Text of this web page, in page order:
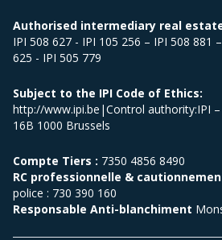
Authorised intermediary real
IPI 508 627 - IPI 105 256 – IPI 508 881
625 - IPI 505 779
Subject to the IPI Code of Ethics:
http://www.ipi.be|Control authority:IPI
16B 1000 Brussels
Compte Tiers : 7350 4856 8490
RC professionnelle &
police : 730 390 160
Responsable Anti-blanchiment